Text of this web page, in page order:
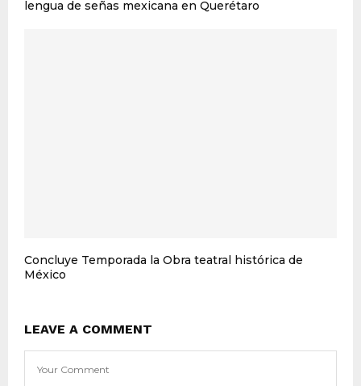
lengua de señas mexicana en Querétaro
Concluye Temporada la Obra teatral histórica de
México
LEAVE A COMMENT